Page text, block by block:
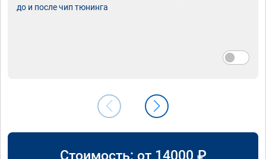
до и после чип тюнинга
Стоимость: от 14000 ₽